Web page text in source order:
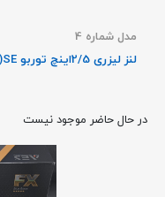
مدل شماره 4
لنز لیزری 2/5اینچ توربو SE(نسل جدید)
در حال حاضر موجود نیست